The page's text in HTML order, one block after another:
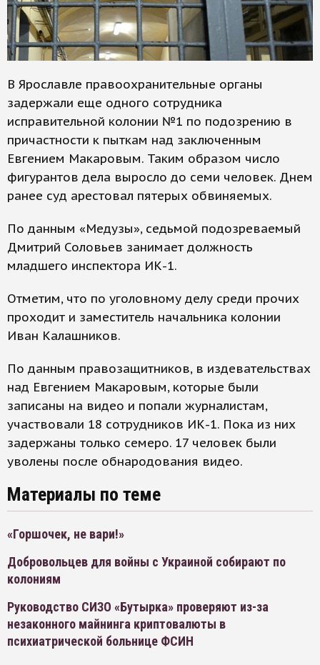
В Ярославле правоохранительные органы
задержали еще одного сотрудника
исправительной колонии №1 по подозрению в
причастности к пыткам над заключенным
Евгением Макаровым. Таким образом число
фигурантов дела выросло до семи человек. Днем
ранее суд арестовал пятерых обвиняемых.
По данным «Медузы», седьмой подозреваемый
Дмитрий Соловьев занимает должность
младшего инспектора ИК-1.
Отметим, что по уголовному делу среди прочих
проходит и заместитель начальника колонии
Иван Калашников.
По данным правозащитников, в издевательствах
над Евгением Макаровым, которые были
записаны на видео и попали журналистам,
участвовали 18 сотрудников ИК-1. Пока из них
задержаны только семеро. 17 человек были
уволены после обнародования видео.
Материалы по теме
«Горшочек, не вари!»
Добровольцев для войны с Украиной собирают по
колониям
Руководство СИЗО «Бутырка» проверяют из-за
незаконного майнинга криптовалюты в
психиатрической больнице ФСИН